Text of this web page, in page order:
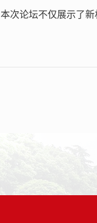
本次论坛不仅展示了